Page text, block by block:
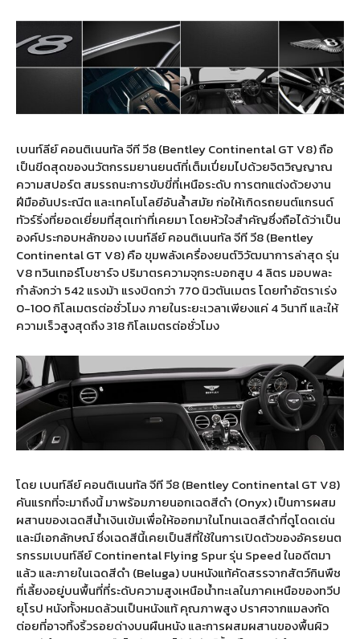
เบนท์ลีย์ คอนติเนนทัล จีที วี8 (Bentley Continental GT V8) ถือ
เป็นขีดสุดของนวัตกรรมยานยนต์ที่เต็มเปี่ยมไปด้วยจิตวิญญาณ
ความสปอร์ต สมรรถนะการขับขี่ที่เหนือระดับ การตกแต่งด้วยงาน
ฝีมืออันประณีต และเทคโนโลยีอันล้ำสมัย ก่อให้เกิดรถยนต์แกรนด์
ทัวร์ริ่งที่ยอดเยี่ยมที่สุดเท่าที่เคยมา โดยหัวใจสำคัญซึ่งถือได้ว่าเป็น
องค์ประกอบหลักของ เบนท์ลีย์ คอนติเนนทัล จีที วี8 (Bentley
Continental GT V8) คือ ขุมพลังเครื่องยนต์วิวัฒนาการล่าสุด รุ่น
V8 ทวินเทอร์โบชาร์จ ปริมาตรความจุกระบอกสูบ 4 ลิตร มอบพละ
กำลังกว่า 542 แรงม้า แรงบิดกว่า 770 นิวตันเมตร โดยทำอัตราเร่ง
0-100 กิโลเมตรต่อชั่วโมง ภายในระยะเวลาเพียงแค่ 4 วินาที และให้
ความเร็วสูงสุดถึง 318 กิโลเมตรต่อชั่วโมง
โดย เบนท์ลีย์ คอนติเนนทัล จีที วี8 (Bentley Continental GT V8)
คันแรกที่จะมาถึงนี้ มาพร้อมภายนอกเฉดสีดำ (Onyx) เป็นการผสม
ผสานของเฉดสีน้ำเงินเข้มเพื่อให้ออกมาในโทนเฉดสีดำที่ดูโดดเด่น
และมีเอกลักษณ์ ซึ่งเฉดสีนี้เคยเป็นสีที่ใช้ในการเปิดตัวของอัครยนต
รกรรมเบนท์ลีย์ Continental Flying Spur รุ่น Speed ในอดีตมา
แล้ว และภายในเฉดสีดำ (Beluga) บนหนังแท้คัดสรรจากสัตว์กินพืช
ที่เลี้ยงอยู่บนพื้นที่ที่ระดับความสูงเหนือน้ำทะเลในภาคเหนือของทวีป
ยุโรป หนังทั้งหมดล้วนเป็นหนังแท้ คุณภาพสูง ปราศจากแมลงกัด
ต่อยที่อาจทิ้งริ้วรอยด่างบนผืนหนัง และการผสมผสานของพื้นผิว